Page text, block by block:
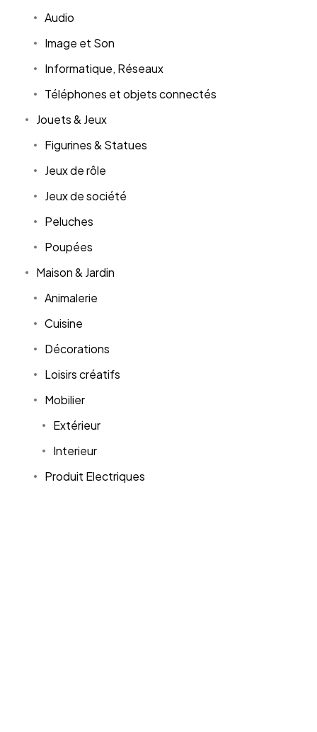
Audio
Image et Son
Informatique, Réseaux
Téléphones et objets connectés
Jouets & Jeux
Figurines & Statues
Jeux de rôle
Jeux de société
Peluches
Poupées
Maison & Jardin
Animalerie
Cuisine
Décorations
Loisirs créatifs
Mobilier
Extérieur
Interieur
Produit Electriques